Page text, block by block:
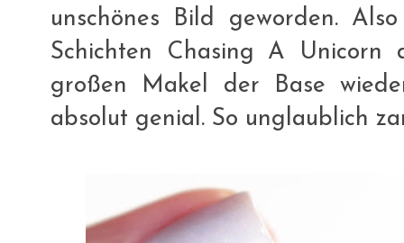
unschönes Bild geworden.
Schichten Chasing A Unicorn
großen Makel der Base
absolut genial. So unglaublich